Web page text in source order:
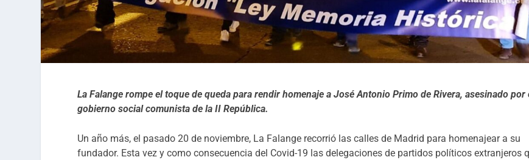
La Falange rompe el toque de queda para rendir homenaje a José Antonio Primo de Rivera, asesinado por
gobierno social comunista de la II República.
Un año más, el pasado 20 de noviembre, La Falange recorrió las calles de Madrid para homenajear a su
fundador. Esta vez y como consecuencia del Covid-19 las delegaciones de partidos políticos extranjeros